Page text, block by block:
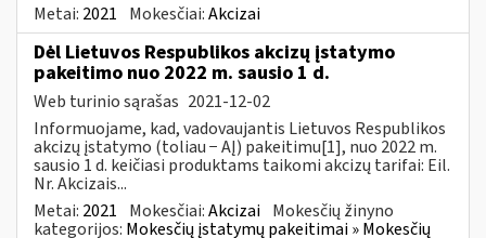
Metai: 2021 Mokesčiai:Akcizai
Dėl Lietuvos Respublikos akcizų įstatymo
pakeitimo nuo 2022 m. sausio 1 d.
Web turinio sąrašas 2021-12-02
Informuojame, kad, vadovaujantis Lietuvos Respublikos
akcizų įstatymo (toliau − AĮ) pakeitimu[1], nuo 2022 m.
sausio 1 d. keičiasi produktams taikomi akcizų tarifai: Eil.
Nr. Akcizais...
Metai: 2021 Mokesčiai:Akcizai Mokesčių žinyno
kategorijos: Mokesčių įstatymų pakeitimai » Mokesčių